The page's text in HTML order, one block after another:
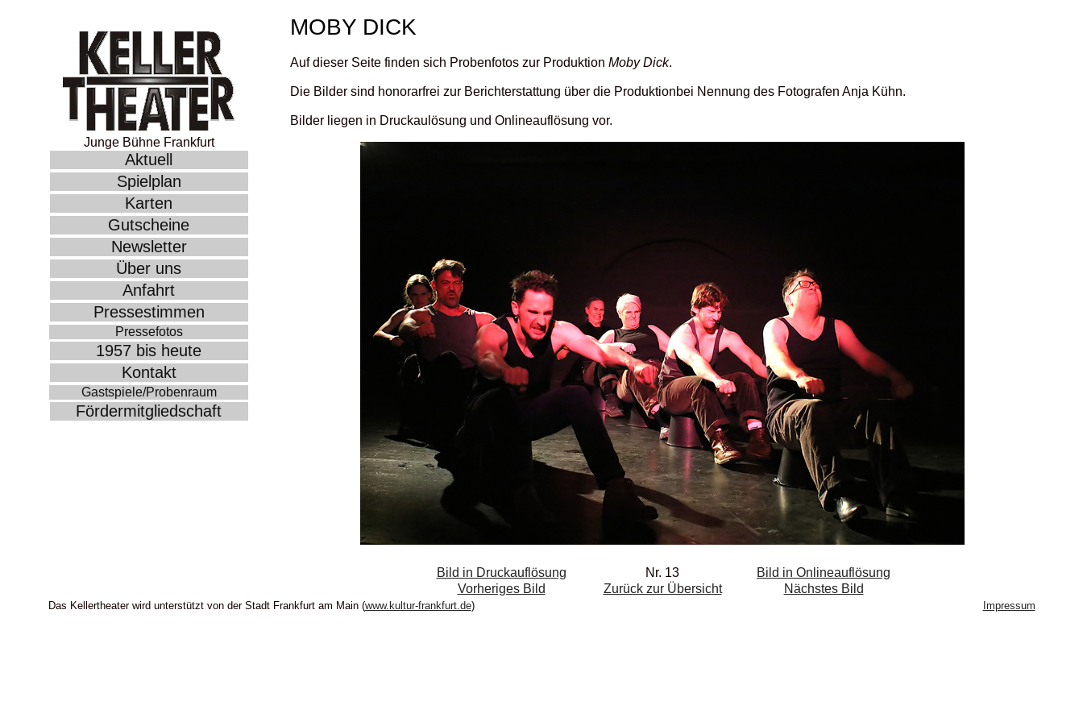
Junge Bühne Frankfurt
Aktuell
Spielplan
Karten
Gutscheine
Newsletter
Über uns
Anfahrt
Pressestimmen
Pressefotos
1957 bis heute
Kontakt
Gastspiele/Probenraum
Fördermitgliedschaft
MOBY DICK
Auf dieser Seite finden sich Probenfotos zur Produktion Moby Dick.
Die Bilder sind honorarfrei zur Berichterstattung über die Produktionbei Nennung des Fotografen Anja Kühn.
Bilder liegen in Druckaulösung und Onlineauflösung vor.
Bild in Druckauflösung Nr. 13
Bild in Onlineauflösung
Vorheriges Bild
Zurück zur Übersicht Nächstes Bild
Das Kellertheater wird unterstützt von der Stadt Frankfurt am Main (www.kultur-frankfurt.de) Impressum